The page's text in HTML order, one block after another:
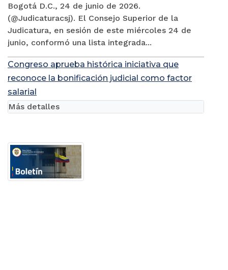
Bogotá D.C., 24 de junio de 2026.
(@Judicaturacsj). El Consejo Superior de la
Judicatura, en sesión de este miércoles 24 de
junio, conformó una lista integrada...
Congreso aprueba histórica iniciativa que
reconoce la bonificación judicial como factor
salarial
Más detalles